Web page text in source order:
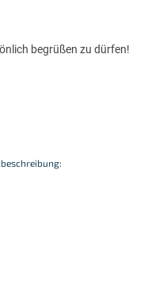
begrüßen zu dürfen!